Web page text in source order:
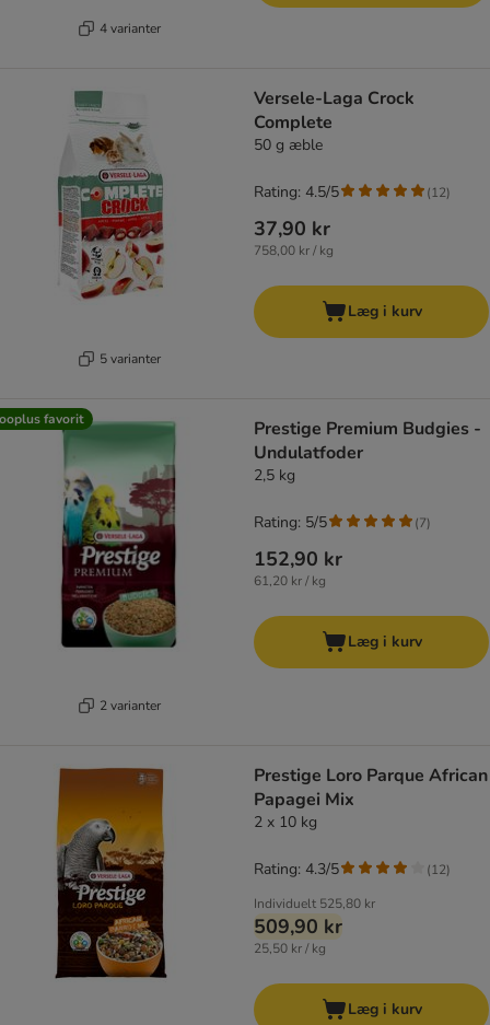
4 varianter
5 varianter
Versele-Laga Crock
Complete
50 g æble
37,90 kr
758,00 kr / kg
Rating: 4.5/5 (12)
Læg i kurv
favorit
2 varianter
Prestige Premium Budgies -
Undulatfoder
2,5 kg
152,90 kr
61,20 kr / kg
Rating: 5/5 (7)
Læg i kurv
Prestige Loro Parque African
Papagei Mix
2 x 10 kg
Individuelt 525,80 kr
509,90 kr
25,50 kr / kg
Rating: 4.3/5 (12)
Læg i kurv